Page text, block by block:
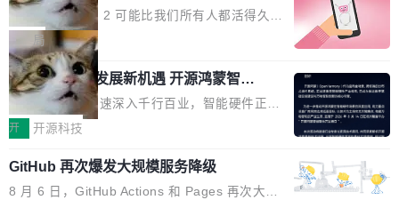
巧机身有效提升市面主流标准A...
的同时,服务商的竞争逻辑正在改变。2026年Top
Agency年度合辑的观察指出,“产品”这个离消费
者最近的载体,在整个品牌营销层面的权重显著变
高了。全域营销服务商的竞争正在从规模转向深
度,案例厚度、全域覆盖、多线协同...
话，他是说出了一个圈内人尽皆知但很少公开捅
破的事实。 Jordan 随后补充了一句软化声明：
「我不认为这些会议上大部分论文都在过度宣传
或造假。问题是，作为读者，如果你筛选出那些
看起来最令人兴奋的论文，那它们大部分都是过
度宣传的。」 这才是真正的痛点。不是所有论文
都有问题，是最吸引眼球的那批论文最有问题。
他引用的帖子来自 Mathew Shen，一位 ICLR 2
026 的读者：「看了篇 ...
3 开源项目
Flash Attention 2 可能比我们所有人都活得久。
这句话不是来自某个技术博客，而是出自 Hieu
Pham 的一条推文。Hieu Pham 是谁？他是 xAI
的早期工程师之一，在 Grok 训练基础设施团队
工作过。近日他在 X 上发了一条帖子，列出了他
认为现代 AI 领域最重要的三个开源项目。 第一
理由很具体。FA 系列不需要解释，但 FA2 是他
认为最重要的一个——复杂度恰到好处，刚好能
局
共商智能硬件发展新机遇 开源鸿蒙智能
硬件开发者日杭州站即将举行
随着万物智联加速深入千行百业，智能硬件正从
单点设备迈向智能化、网联化、协同化发展。作
鸿蒙通过统一技术底座和分布式能力，为不同类
型智能设备的开发、连接与互联提供关键支撑，
开 开源科技
GitHub 再次爆发大规模服务降级
8 月 6 日，GitHub Actions 和 Pages 再次大规